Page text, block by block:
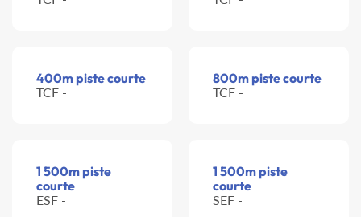
400m piste courte
TCF -
800m piste courte
TCF -
1 500m piste
courte
ESF -
1 500m piste
courte
SEF -